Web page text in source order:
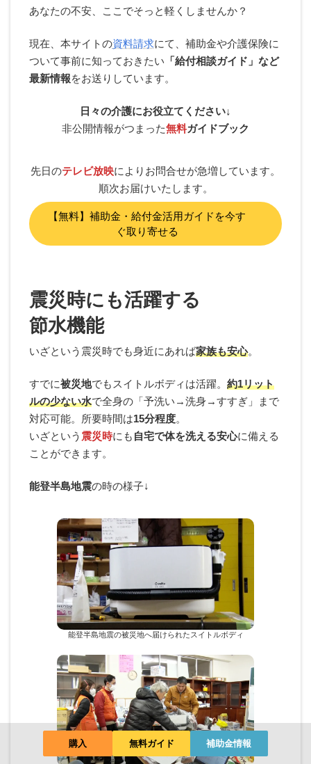
購入 無料ガイド 補助金情報
あなたの不安、ここでそっと軽くしませんか？
現在、本サイトの資料請求にて、補助金や介護保険に
ついて事前に知っておきたい 「給付相談ガイド」など
最新情報をお送りしています。
日々の介護にお役立てください↓
非公開情報がつまった無料ガイドブック
先日のテレビ放映によりお問合せが急増しています。
順次お届けいたします。
【無料】補助金・給付金活用ガイドを今す
ぐ取り寄せる
震災時にも活躍する
節水機能
いざという震災時でも身近にあれば家族も安心。
すでに被災地でもスイトルボディは活躍。 約1リット
ルの少ない水で全身の「予洗い→洗身→すすぎ」まで
対応可能。所要時間は15分程度。
いざという 震災時にも 自宅で体を洗える安心に備える
ことができます。
能登半島地震の時の様子↓
能登半島地震の被災地へ届けられたスイトルボディ